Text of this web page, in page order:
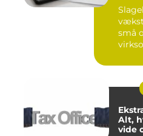
små
Alt,
vide